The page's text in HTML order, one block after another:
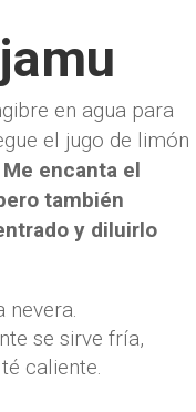
en agua para
el jugo de limón
Me encanta el
también
y diluirlo
nevera.
se sirve fría,
caliente.